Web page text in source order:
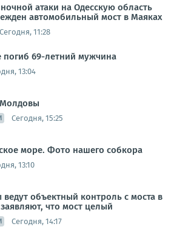
атаки на Одесскую область
автомобильный мост в Маяках
Сегодня, 11:28
погиб 69-летний мужчина
13:04
Сегодня, 15:25
море. Фото нашего собкора
13:10
объектный контроль с моста в
что мост целый
Сегодня, 14:17